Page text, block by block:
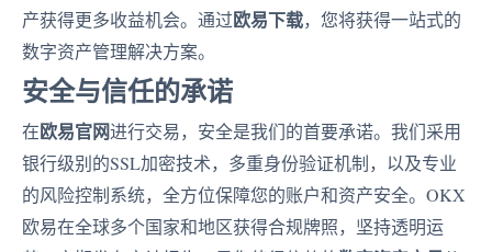
产获得更多收益机会。通过欧易下载，您将获得一站式的
数字资产管理解决方案。
安全与信任的承诺
在欧易官网进行交易，安全是我们的首要承诺。我们采用
银行级别的SSL加密技术，多重身份验证机制，以及专业
的风险控制系统，全方位保障您的账户和资产安全。OKX
欧易在全球多个国家和地区获得合规牌照，坚持透明运